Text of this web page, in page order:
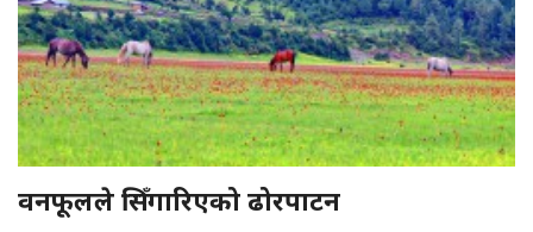
वनफूलले सिँगारिएको ढोरपाटन